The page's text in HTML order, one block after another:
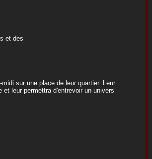
et des
sur une place de leur quartier. Leur
leur permettra d'entrevoir un univers